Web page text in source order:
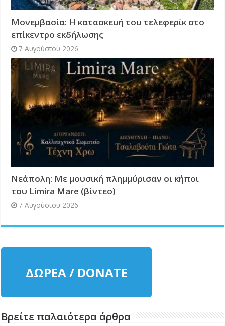
Μονεμβασία: Η κατασκευή του τελεφερίκ στο
επίκεντρο εκδήλωσης
7 Αυγούστου 2026
Νεάπολη: Με μουσική πλημμύρισαν οι κήποι
του Limira Mare (βίντεο)
7 Αυγούστου 2026
ΔΩΡΕΑ / DONATE
Βρείτε παλαιότερα άρθρα